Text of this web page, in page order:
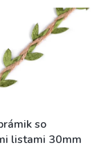
so
listami 30mm